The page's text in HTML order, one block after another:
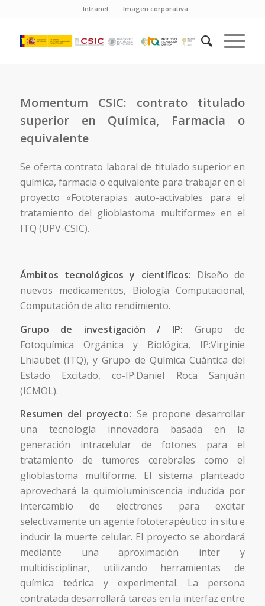
Intranet Imagen corporativa
Momentum CSIC: contrato titulado
superior en Química, Farmacia o
equivalente
Se oferta contrato laboral de titulado superior en
química, farmacia o equivalente para trabajar en el
proyecto «Fototerapias auto-activables para el
tratamiento del glioblastoma multiforme» en el
ITQ (UPV-CSIC).
Ámbitos tecnológicos y científicos: Diseño de
nuevos medicamentos, Biología Computacional,
Computación de alto rendimiento.
Grupo de investigación / IP: Grupo de
Fotoquímica Orgánica y Biológica, IP:Virginie
Lhiaubet (ITQ), y Grupo de Química Cuántica del
Estado Excitado, co-IP:Daniel Roca Sanjuán
(ICMOL).
Resumen del proyecto: Se propone desarrollar
una tecnología innovadora basada en la
generación intracelular de fotones para el
tratamiento de tumores cerebrales como el
glioblastoma multiforme. El sistema planteado
aprovechará la quimioluminiscencia inducida por
intercambio de electrones para excitar
selectivamente un agente fototerapéutico in situ e
inducir la muerte celular. El proyecto se abordará
mediante una aproximación inter y
multidisciplinar, utilizando herramientas de
química teórica y experimental. La persona
contratada desarrollará tareas en la interfaz entre